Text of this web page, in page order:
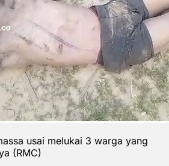
usai melukai 3 warga yang
(RMC)